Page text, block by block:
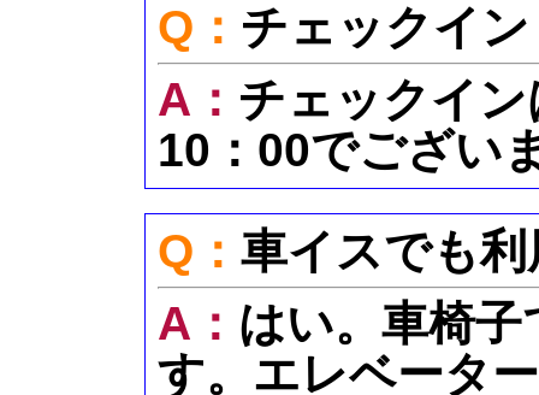
Q： チェックイ
A： チェックイ
10：00でござい
Q： 車イスでも
A： はい。車椅
す。エレベータ